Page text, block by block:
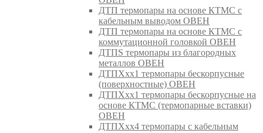
ДТП термопары на основе КТМС с
кабельным выводом ОВЕН
ДТП термопары на основе КТМС с
коммутационной головкой ОВЕН
ДТПS термопары из благородных
металлов ОВЕН
ДТПХхх1 термопары бескорпусные
(поверхностные) ОВЕН
ДТПХхх1 термопары бескорпусные на
основе КТМС (термопарные вставки)
ОВЕН
ДТПХхх4 термопары с кабельным